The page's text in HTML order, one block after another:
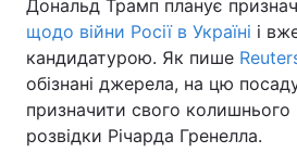
Дональд Трамп планує
щодо війни Росії в Україні і
кандидатурою. Як пише
обізнані джерела, на цю
призначити свого колишнього
розвідки Річарда Гренелла.